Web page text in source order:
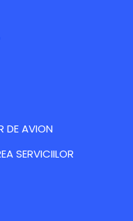
DE AVION
SERVICIILOR